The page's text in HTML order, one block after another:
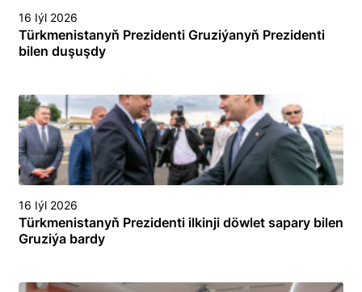
16 Iýl 2026
Türkmenistanyň Prezidenti Gruziýanyň Prezidenti
bilen duşuşdy
16 Iýl 2026
Türkmenistanyň Prezidenti ilkinji döwlet sapary bilen
Gruziýa bardy